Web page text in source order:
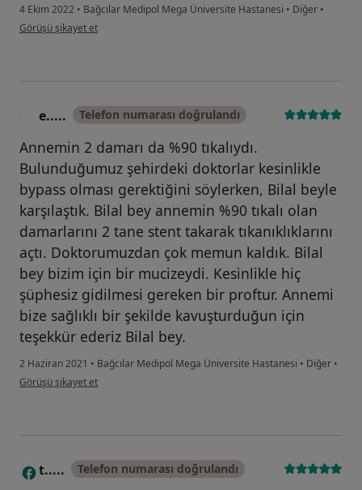
4 Ekim 2022 • Bağcılar Medipol Mega Üniversite Hastanesi • Diğer •
kullanıcının görüşüne göre f....b
Görüşü şikayet et
e..... Telefon numarası doğrulandı
Annemin 2 damarı da %90 tıkalıydı.
Bulunduğumuz şehirdeki doktorlar kesinlikle
bypass olması gerektiğini söylerken, Bilal beyle
karşılaştık. Bilal bey annemin %90 tıkalı olan
damarlarını 2 tane stent takarak tıkanıklıklarını
açtı. Doktorumuzdan çok memun kaldık. Bilal
bey bizim için bir mucizeydi. Kesinlikle hiç
şüphesiz gidilmesi gereken bir proftur. Annemi
bize sağlıklı bir şekilde kavuşturduğun için
teşekkür ederiz Bilal bey.
2 Haziran 2021 • Bağcılar Medipol Mega Üniversite Hastanesi • Diğer •
kullanıcının görüşüne göre e.....
Görüşü şikayet et
T t..... Telefon numarası doğrulandı